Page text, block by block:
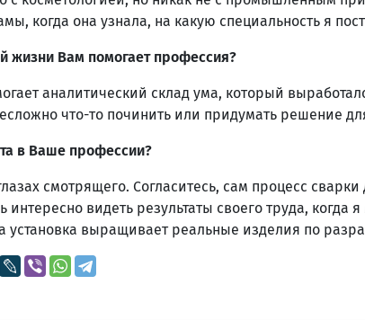
когда она узнала, на какую специальность я
жизни Вам помогает профессия?
аналитический склад ума, который
что-то починить или придумать решение
в Ваше профессии?
смотрящего. Согласитесь, сам процесс
интересно видеть результаты своего труда, когда
установка выращивает реальные изделия по